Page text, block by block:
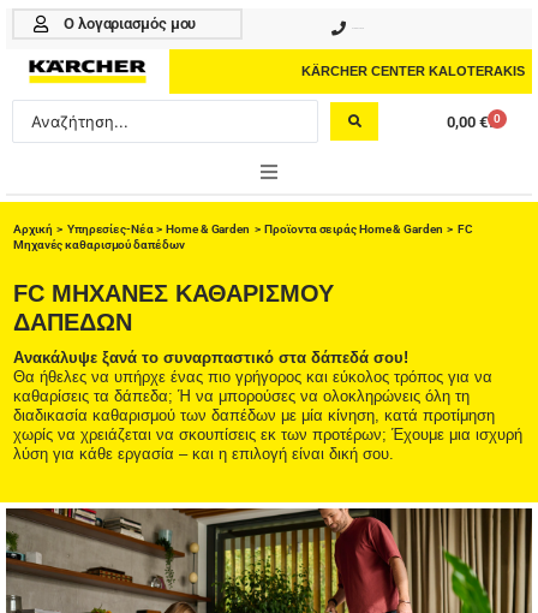
Μετάβαση
περιεχόμενο
Ο λογαριασμός μου
KÄRCHER CENTER KALOTERAKIS
Search
...
0,00 € 0
Cart
PROFESSIONAL
ΑΞΕΣΟΥΑΡ
ΚΑΘΑΡΙΣΤΙΚΑ
Αρχική > Υπηρεσίες-Νέα >Home & Garden >Προϊοντα σειράς Home & Garden > FC
Μηχανές καθαρισμού δαπέδων
FC ΜΗΧΑΝΈΣ ΚΑΘΑΡΙΣΜΟΎ
ΔΑΠΈΔΩΝ
Ανακάλυψε ξανά το συναρπαστικό στα δάπεδά σου!
Θα ήθελες να υπήρχε ένας πιο γρήγορος και εύκολος τρόπος για να
καθαρίσεις τα δάπεδα; Ή να μπορούσες να ολοκληρώνεις όλη τη
διαδικασία καθαρισμού των δαπέδων με μία κίνηση, κατά προτίμηση
χωρίς να χρειάζεται να σκουπίσεις εκ των προτέρων; Έχουμε μια ισχυρή
λύση για κάθε εργασία – και η επιλογή είναι δική σου.